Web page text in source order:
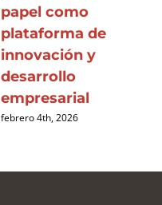
papel como
plataforma de
innovación y
desarrollo
empresarial
febrero 4th, 2026